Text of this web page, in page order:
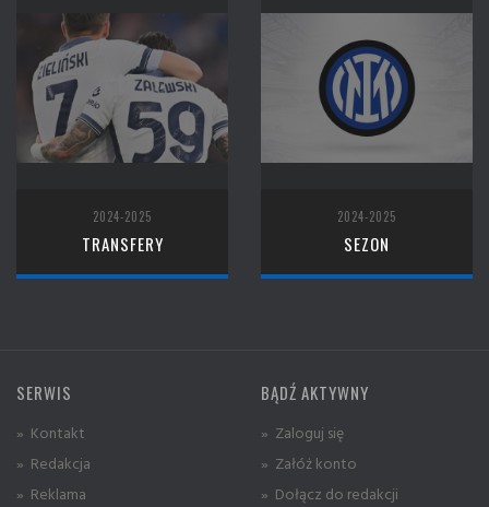
2024-2025
TRANSFERY
2024-2025
SEZON
SERWIS
» Kontakt
» Redakcja
» Reklama
BĄDŹ AKTYWNY
» Zaloguj się
» Załóż konto
» Dołącz do redakcji